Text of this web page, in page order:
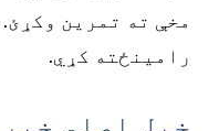
مخې ته تمرین
رامینځته کړي.